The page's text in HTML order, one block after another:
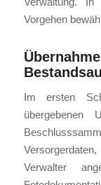
Vorgehen
Im ersten
übergebenen
Verwalter